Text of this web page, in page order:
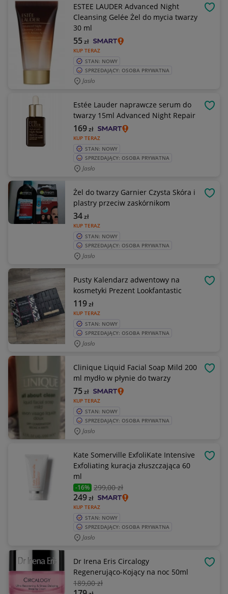
ESTEE LAUDER Advanced Night
Cleansing Gelée Żel do mycia twarzy
30 ml
KUP TERAZ
55zł
STAN: NOWY
SPRZEDAJĄCY: OSOBA PRYWATNA
Jasło
Estée Lauder naprawcze serum do
twarzy 15ml Advanced Night Repair
KUP TERAZ
169zł
STAN: NOWY
SPRZEDAJĄCY: OSOBA PRYWATNA
Jasło
Żel do twarzy Garnier Czysta Skóra i
plastry przeciw zaskórnikom
KUP TERAZ
34zł
STAN: NOWY
SPRZEDAJĄCY: OSOBA PRYWATNA
Jasło
Pusty Kalendarz adwentowy na
kosmetyki Prezent Lookfantastic
KUP TERAZ
119zł
STAN: NOWY
SPRZEDAJĄCY: OSOBA PRYWATNA
Jasło
Clinique Liquid Facial Soap Mild 200
ml mydło w płynie do twarzy
KUP TERAZ
75zł
STAN: NOWY
SPRZEDAJĄCY: OSOBA PRYWATNA
Jasło
Kate Somerville ExfoliKate Intensive
Exfoliating kuracja złuszczająca 60
ml
-16% 299,00 zł
KUP TERAZ
249zł
STAN: NOWY
SPRZEDAJĄCY: OSOBA PRYWATNA
Jasło
Dr Irena Eris Circalogy
Regenerująco-Kojący na noc 50ml
189,00 zł